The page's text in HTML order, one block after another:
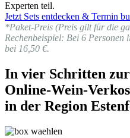
Experten teil.
Jetzt Sets entdecken & Termin
*Paket-Preis (Preis gilt für die
Rechenbeispiel: Bei 6 Personen
bei 16,50 €.
In vier Schritten zur
Online-Wein-
in der Region